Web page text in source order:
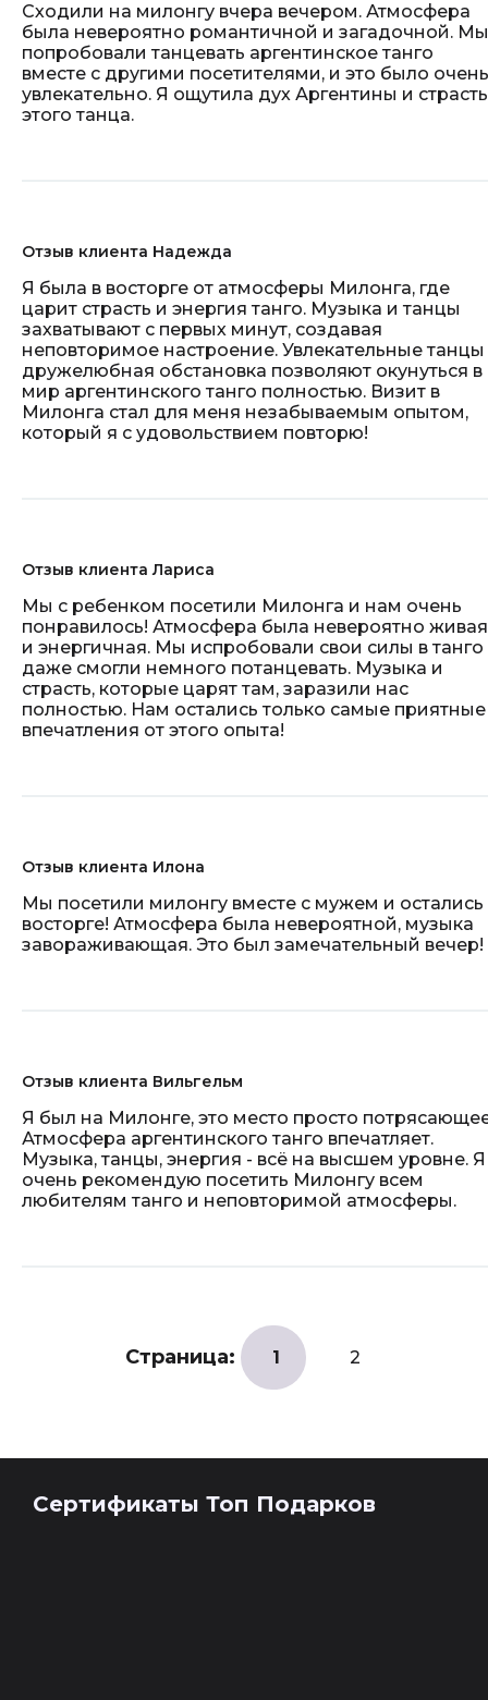
Сходили на милонгу вчера вечером. Атмосфера
была невероятно романтичной и загадочной. Мы
попробовали танцевать аргентинское танго
вместе с другими посетителями, и это было очень
увлекательно. Я ощутила дух Аргентины и страсть
этого танца.
Отзыв клиента Надежда
Я была в восторге от атмосферы Милонга, где
царит страсть и энергия танго. Музыка и танцы
захватывают с первых минут, создавая
неповторимое настроение. Увлекательные
дружелюбная обстановка позволяют окунуться в
мир аргентинского танго полностью. Визит в
Милонга стал для меня незабываемым опытом,
который я с удовольствием повторю!
Отзыв клиента Лариса
Мы с ребенком посетили Милонга и нам очень
понравилось! Атмосфера была невероятно живая
и энергичная. Мы испробовали свои силы в танго
даже смогли немного потанцевать. Музыка и
страсть, которые царят там, заразили нас
полностью. Нам остались только самые приятные
впечатления от этого опыта!
Отзыв клиента Илона
Мы посетили милонгу вместе с мужем и остались
восторге! Атмосфера была невероятной, музыка
завораживающая. Это был замечательный вечер!
Отзыв клиента Вильгельм
Я был на Милонге, это место просто
Атмосфера аргентинского танго впечатляет.
Музыка, танцы, энергия - всё на высшем уровне. Я
очень рекомендую посетить Милонгу всем
любителям танго и неповторимой атмосферы.
Страница: 1 2
Сертификаты Топ Подарков